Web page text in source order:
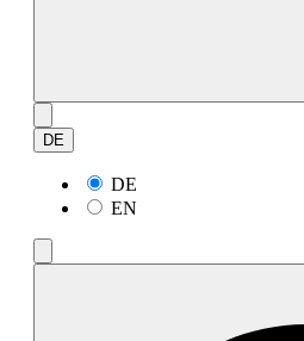
DE
DE
EN